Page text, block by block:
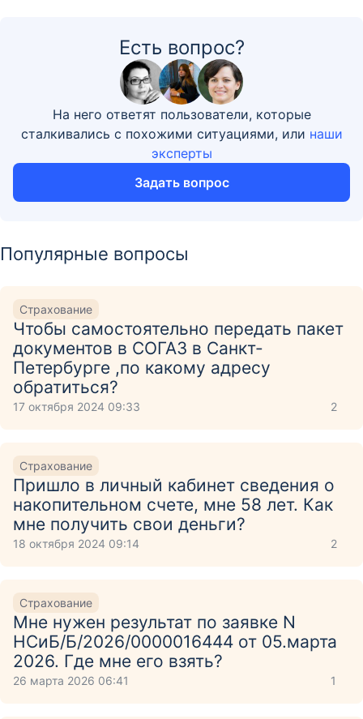
Есть вопрос?
На него ответят пользователи, которые
сталкивались с похожими ситуациями, или наши
эксперты
Задать вопрос
Популярные вопросы
Страхование
Чтобы самостоятельно передать пакет
документов в СОГАЗ в Санкт-
Петербурге ,по какому адресу
обратиться?
17 октября 2024 09:33 2
Страхование
Пришло в личный кабинет сведения о
накопительном счете, мне 58 лет. Как
мне получить свои деньги?
18 октября 2024 09:14 2
Страхование
Мне нужен результат по заявке N
НСиБ/Б/2026/0000016444 от 05.марта
2026. Где мне его взять?
26 марта 2026 06:41 1